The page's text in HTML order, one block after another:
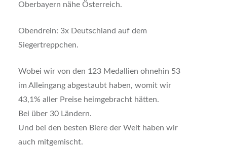
Oberbayern nähe Österreich.
Obendrein: 3x Deutschland auf dem
Siegertreppchen.
Wobei wir von den 123 Medallien ohnehin 53
im Alleingang abgestaubt haben, womit wir
43,1% aller Preise heimgebracht hätten.
Bei über 30 Ländern.
Und bei den besten Biere der Welt haben wir
auch mitgemischt.